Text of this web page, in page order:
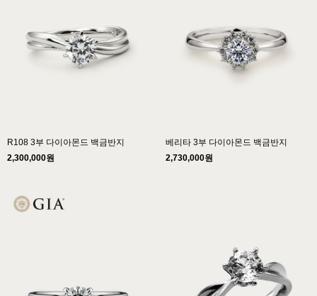
R108 3부 다이아몬드 백금반지
2,300,000원
베리타 3부 다이아몬드 백금반지
2,730,000원